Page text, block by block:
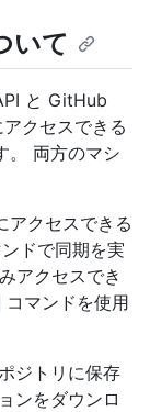
いて
と GitHub
クセスできる
。 両方のマシ
アクセスできる
ドで同期を実
アクセスでき
コマンドを使用
ジトリに保存
ンをダウンロ